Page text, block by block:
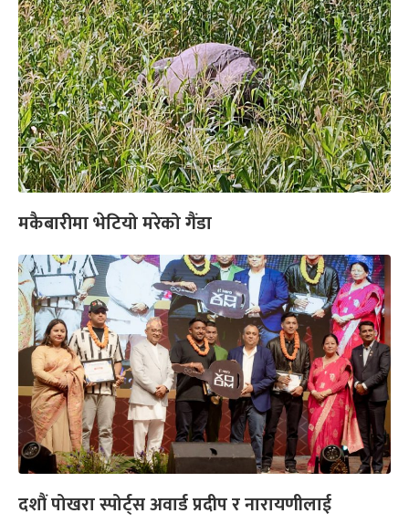
मकैबारीमा भेटियो मरेको गैंडा
दशौं पोखरा स्पोर्ट्स अवार्ड प्रदीप र नारायणीलाई